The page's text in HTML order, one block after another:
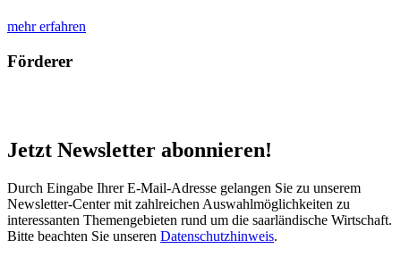
mehr erfahren
Förderer
Jetzt Newsletter abonnieren!
Durch Eingabe Ihrer E-Mail-Adresse gelangen Sie zu unserem
Newsletter-Center mit zahlreichen Auswahlmöglichkeiten zu
interessanten Themengebieten rund um die saarländische Wirtschaft.
Bitte beachten Sie unseren Datenschutzhinweis.